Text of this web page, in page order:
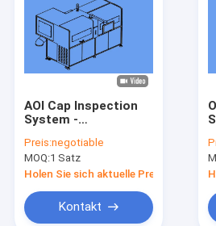
AOI Cap Inspection
System -
Entdeckungs-
Maschine
Preis:negotiable
MOQ:1 Satz
Holen Sie sich aktuelle Preis
Kontakt